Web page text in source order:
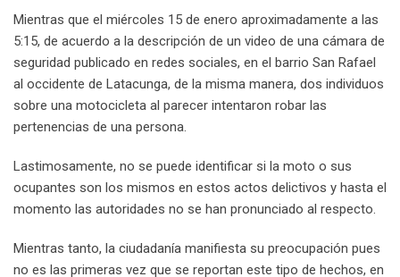
Mientras que el miércoles 15 de enero aproximadamente a las
5:15, de acuerdo a la descripción de un video de una cámara de
seguridad publicado en redes sociales, en el barrio San Rafael
al occidente de Latacunga, de la misma manera, dos individuos
sobre una motocicleta al parecer intentaron robar las
pertenencias de una persona.
Lastimosamente, no se puede identificar si la moto o sus
ocupantes son los mismos en estos actos delictivos y hasta el
momento las autoridades no se han pronunciado al respecto.
Mientras tanto, la ciudadanía manifiesta su preocupación pues
no es las primeras vez que se reportan este tipo de hechos, en